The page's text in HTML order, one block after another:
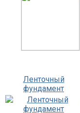
Ленточный
фундамент